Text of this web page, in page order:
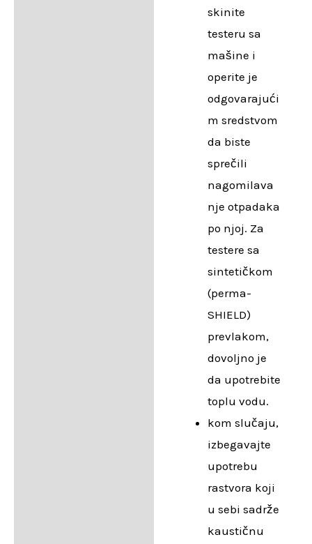
skinite
testeru sa
mašine i
operite je
odgovarajući
m sredstvom
da biste
sprečili
nagomilava
nje otpadaka
po njoj. Za
testere sa
sintetičkom
(perma-
SHIELD)
prevlakom,
dovoljno je
da upotrebite
toplu vodu.
kom slučaju,
izbegavajte
upotrebu
rastvora koji
u sebi sadrže
kaustičnu